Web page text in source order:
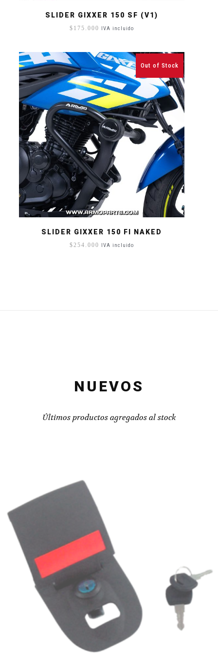
SLIDER GIXXER 150 SF (V1)
$ 175.000 IVA incluido
SLIDER GIXXER 150 FI NAKED
$254.000 IVA incluido
Out of Stock
NUEVOS
Últimos productos agregados al stock